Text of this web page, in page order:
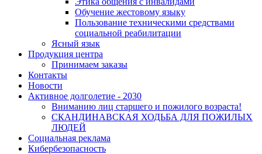
Обучение жестовому языку
Пользование техническими средствами
социальной реабилитации
Ясный язык
Продукция центра
Принимаем заказы
Контакты
Новости
Активное долголетие - 2030
Вниманию лиц старшего и пожилого возраста!
CКАНДИНАВСКАЯ ХОДЬБА ДЛЯ ПОЖИЛЫХ
ЛЮДЕЙ
Социальная реклама
Кибербезопасность